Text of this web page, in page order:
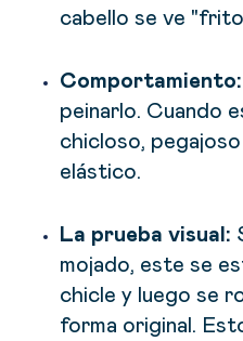
cabello se ve
Comportamiento:
peinarlo. Cuando
chicloso,
elástico.
La prueba visual:
mojado, este se
chicle y luego se
forma original.